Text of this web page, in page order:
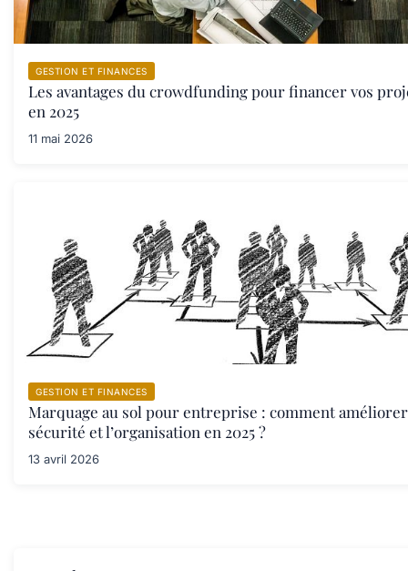
GESTION ET FINANCES
Les avantages du crowdfunding pour financer vos
en 2025
11 mai 2026
GESTION ET FINANCES
Marquage au sol pour entreprise : comment
sécurité et l’organisation en 2025 ?
13 avril 2026